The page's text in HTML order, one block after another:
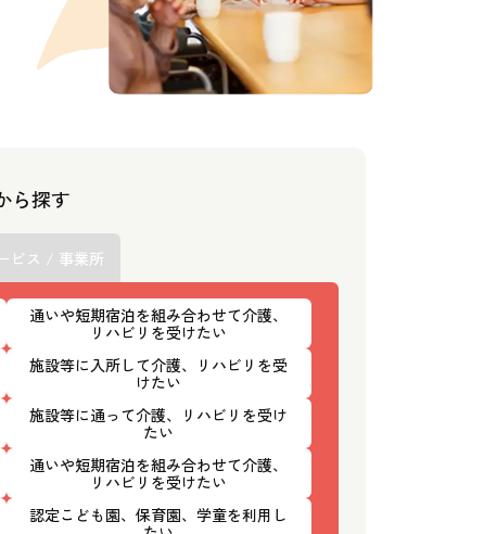
ら探す
ビス / 事業所
通いや短期宿泊を組み合わせて介護、
リハビリを受けたい
施設等に入所して介護、リハビリを受
けたい
施設等に通って介護、リハビリを受け
たい
通いや短期宿泊を組み合わせて介護、
リハビリを受けたい
認定こども園、保育園、学童を利用し